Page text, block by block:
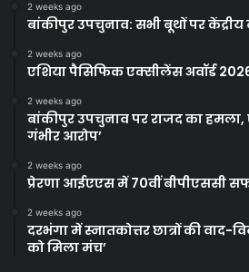
2 weeks ago
बांकीपुर उपचुनाव: सभी बूथों पर
2 weeks ago
एशिया पैसिफिक एक्सीलेंस अवॉर्ड
2 weeks ago
बांकीपुर उपचुनाव पर राजद का
गंभीर आरोप’
2 weeks ago
प्रेरणा आईएएस में 70वीं बीपीएससी
2 weeks ago
दरभंगा में स्नातकोत्तर छात्रों की वाद-
को मिला मंच’